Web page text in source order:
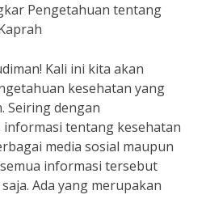
Pengetahuan tentang
Kali ini kita akan
kesehatan yang
Seiring dengan
tentang kesehatan
media sosial maupun
informasi tersebut
Ada yang merupakan